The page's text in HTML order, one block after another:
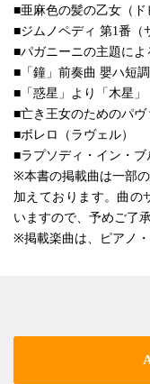
■亜麻色の髪の乙女（ド
■ジムノペディ 第1番（
■パガニーニの主題によ
■「鐘」前奏曲 嬰ハ短
■「惑星」より「木星」
■亡き王女のためのパヴ
■ボレロ（ラヴェル）
■ラプソディ・イン・ブ
※本書の掲載曲は一部
加えております。曲の
いますので、予めご了
※掲載楽曲は、ピアノ